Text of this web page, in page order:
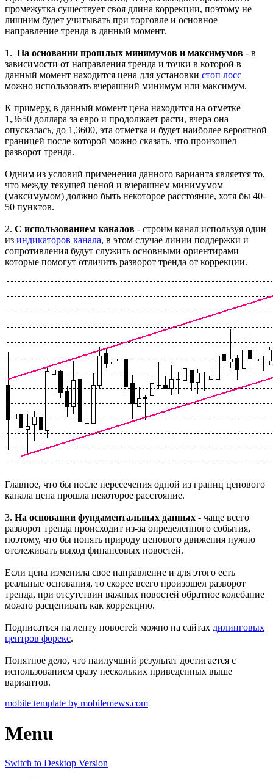
промежутка существует своя длина коррекции, поэтому не
лишним будет учитывать при торговле и основное
направление тренда в данный момент.
1. На основании прошлых минимумов и максимумов - в
зависимости от направления тренда и точки в которой в
данный момент находится цена для установки стоп лосс
можно использовать вчерашний минимум или максимум.
К примеру, в данный момент цена находится на отметке
1,3650 доллара за евро и продолжает расти, вчера она
опускалась, до 1,3600, эта отметка и будет наиболее вероятной
границей после которой можно сказать, что произошел
разворот тренда.
Одним из условий применения данного варианта является то,
что между текущей ценой и вчерашнем минимумом
(максимумом) должно быть некоторое расстояние, хотя бы 40-
50 пунктов.
2. С использованием каналов - строим канал используя один
из индикаторов канала, в этом случае линии поддержки и
сопротивления будут служить основными ориентирами
которые помогут отличить разворот тренда от коррекции.
Главное, что бы после пересечения одной из границ ценового
канала цена прошла некоторое расстояние.
3. На основании фундаментальных данных - чаще всего
разворот тренда происходит из-за определенного события,
поэтому, что бы понять природу ценового движения нужно
отслеживать выход финансовых новостей.
Если цена изменила свое направление и для этого есть
реальные основания, то скорее всего произошел разворот
тренда, при отсутствии важных новостей обратное колебание
можно расценивать как коррекцию.
Подписаться на ленту новостей можно на сайтах дилинговых
центров форекс.
Понятное дело, что наилучший результат достигается с
использованием сразу нескольких приведенных выше
вариантов.
mobile template by mobilemews.com
Menu
Switch to Desktop Version